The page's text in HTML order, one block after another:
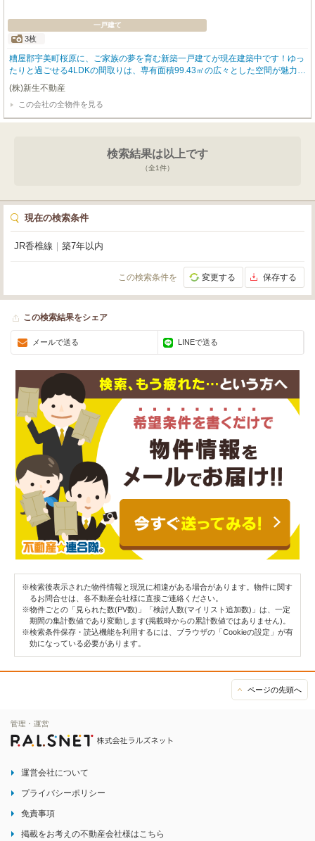
一戸建て
3枚
糟屋郡宇美町桜原に、ご家族の夢を育む新築一戸建てが現在建築中です！ゆっ
たりと過ごせる4LDKの間取りは、専有面積99.43㎡の広々とした空間が魅力。
93.39㎡の土地には、お車2台分の駐車スペースも確保されており、お出かけも
スムーズです。収納に便利なウォークインクローゼットも完備しており、お部
屋をすっきりと保てますね。周辺環境も充実しており、お子様の通学に安心な
桜原小学校まで徒歩5分、宇美東中学校まで徒歩7分。MrMax Select宇美店
も困りません。最寄りのバス停「黒穂」までは徒歩4分と、通勤・通学にも便
利です。夢の新生活を始めるのにぴったりのこのお家は、2,980万円。ぜひ一
(株)新生不動産
この会社の全物件を見る
検索結果は以上です
（全1件）
現在の検索条件
JR香椎線 築7年以内
この検索条件を 変更する 保存する
この検索結果をシェア
メールで送る LINEで送る
※検索後表示された物件情報と現況に相違がある場合があります。物件に関す
るお問合せは、各不動産会社様に直接ご連絡ください。
※物件ごとの「見られた数(PV数)」「検討人数(マイリスト追加数)」は、一定
期間の集計数値であり変動します(掲載時からの累計数値ではありません)。
※検索条件保存・読込機能を利用するには、ブラウザの「Cookieの設定」が有
効になっている必要があります。
ページの先頭へ
運営会社について
プライバシーポリシー
免責事項
掲載をお考えの不動産会社様はこちら